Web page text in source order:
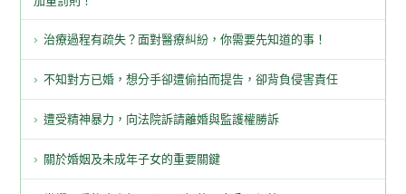
治療過程有疏失？面對醫療糾紛，你需要先知道的事！
不知對方已婚，想分手卻遭偷拍而提告，卻背負侵害責任
遭受精神暴力，向法院訴請離婚與監護權勝訴
關於婚姻及未成年子女的重要關鍵